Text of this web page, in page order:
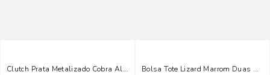
Clutch Prata Metalizado Cobra Alça De MãoBolsa Tote Lizard Marrom Duas